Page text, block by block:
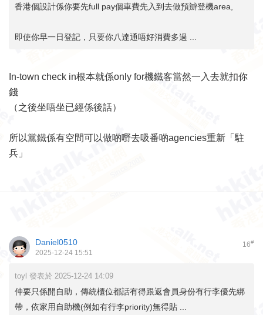
香港個設計係你要先full pay個車費先入到去做預辧登機area,
即使你早一日登記，只要你八達通唔好消費多過 ...
In-town check in根本就係only for機鐵客當然一入去就扣你
錢
（之後坐唔坐已經係後話）
所以黨鐵係有空間可以做啲嘢去吸番啲agencies重新「駐
兵」
16#
Daniel0510
2025-12-24 15:51
toyl 發表於 2025-12-24 14:09
仲要只係開自助，傳統櫃位都話有得跟返會員身份有行李優先綁
帶，依家用自助機(例如有行李priority)無得貼 ...